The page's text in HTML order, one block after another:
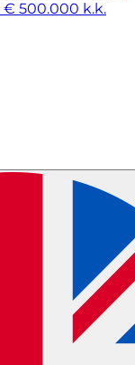
€ 500.000 k.k.